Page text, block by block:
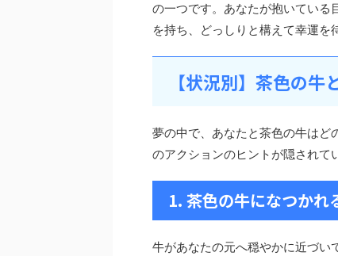
の一つです。あなたが抱いている
を持ち、どっしりと構えて幸運を
【状況別】茶色の
夢の中で、あなたと茶色の牛はど
のアクションのヒントが隠されて
1. 茶色の牛になつかれ
牛があなたの元へ穏やかに近づい